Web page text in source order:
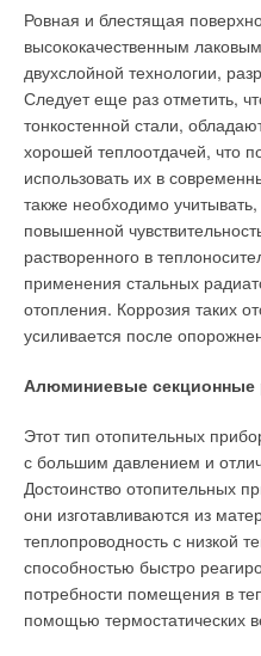
Ровная и блестящая
высококачественным
двухслойной технологии,
Следует еще раз отметить,
тонкостенной стали,
хорошей теплоотдачей, что
использовать их в
также необходимо
повышенной
растворенного в
применения стальных
отопления. Коррозия таких
усиливается после
Алюминиевые секционные
Этот тип отопительных
с большим давлением и
Достоинство отопительных
они изготавливаются из
теплопроводность с низкой
способностью быстро
потребности помещения в
помощью термостатических
квалификацию работников
производительность, а не
Наоборот, неадекватная
денег — и компании, и
расходов на доплату за
дополнительного отпуска
работах, на средства
компенсации жертвам
профессиональных
производства и качества.
условия труда снижают
вентиляции в
Влияние параметров
вычислительных
систем обеспечения
ЖУРНАЛ СОК ИЮНЬ 2026
→
Свежий воздух без
частного дома
ЖУРНАЛ СОК ИЮНЬ 2026
гидравлические «стрелки».
1.Дополнительные насосы.
обратного теплоносителя
дополнительные насосы на
рис. 2. Производительность
меньше
элементов автоматики
минимальную температуру
Общекотловая автоматика в
o поддерживать
температуру
дополнительный котел.
Недостатки схемы:
проток воды через котел
через выключенный котел
2.Для качественного
применили 3-х или 4-ходовые
оригинальное решение в